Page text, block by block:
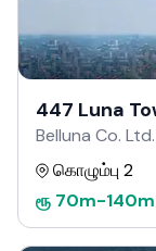
447 Luna
Belluna Co.
கொழும்பு 2
ரூ 70m-140m